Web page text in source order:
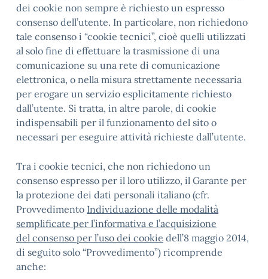
dei cookie non sempre è richiesto un espresso
consenso dell’utente. In particolare, non richiedono
tale consenso i “cookie tecnici”, cioè quelli utilizzati
al solo fine di effettuare la trasmissione di una
comunicazione su una rete di comunicazione
elettronica, o nella misura strettamente necessaria
per erogare un servizio esplicitamente richiesto
dall’utente. Si tratta, in altre parole, di cookie
indispensabili per il funzionamento del sito o
necessari per eseguire attività richieste dall’utente.
Tra i cookie tecnici, che non richiedono un
consenso espresso per il loro utilizzo, il Garante per
la protezione dei dati personali italiano (cfr.
Provvedimento Individuazione delle modalità
semplificate per l’informativa e l’acquisizione
del consenso per l’uso dei cookie dell’8 maggio 2014,
di seguito solo “Provvedimento”) ricomprende
anche: